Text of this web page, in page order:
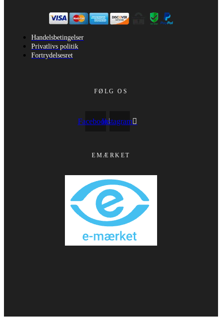
Handelsbetingelser
Privatlivs politik
Fortrydelsesret
FØLG OS
FacebookInstagram
EMÆRKET